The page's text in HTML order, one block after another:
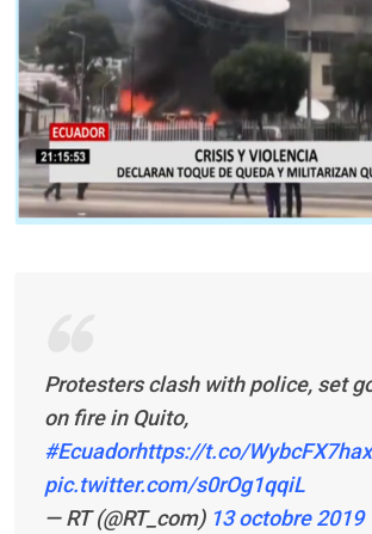
Protesters clash with police, set
on fire in Quito,
#Ecuadorhttps://t.co/WybcFX7hax
pic.twitter.com/s0rOg1qqiL
— RT (@RT_com) 13 octobre 2019